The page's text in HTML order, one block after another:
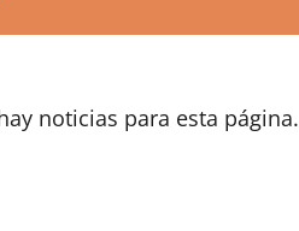
noticias para esta página.